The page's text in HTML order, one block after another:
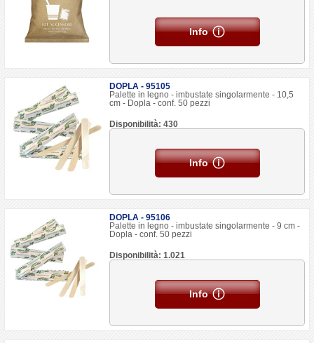
Info
DOPLA - 95105
Palette in legno - imbustate singolarmente - 10,5
cm - Dopla - conf. 50 pezzi
Disponibilità: 430
Info
DOPLA - 95106
Palette in legno - imbustate singolarmente - 9 cm -
Dopla - conf. 50 pezzi
Disponibilità: 1.021
Info